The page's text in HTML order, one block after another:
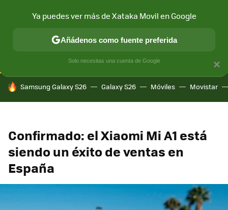
CONECTIVIDAD MÓVIL Y SOCIEDAD APLICACIONES
HOY SE HABLA DE
Samsung Galaxy S26 Galaxy S26 Móviles Movistar
Confirmado: el Xiaomi Mi A1 está
siendo un éxito de ventas en
España
×
Ya puedes ver más de Xataka Movil en Google
Añádenos como fuente preferida
Solo necesitas una cuenta de Google